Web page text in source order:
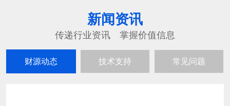
新闻资讯
传递行业资讯 掌握价值信息
财源动态 技术支持 常见问题